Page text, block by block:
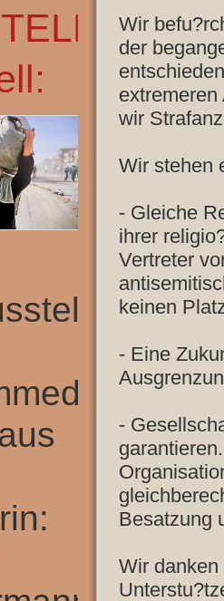
Wir
der
wir
Wir stehen
- Gleiche
ihrer
Vertreter
keinen
- Eine
-
Besatzung
Wir